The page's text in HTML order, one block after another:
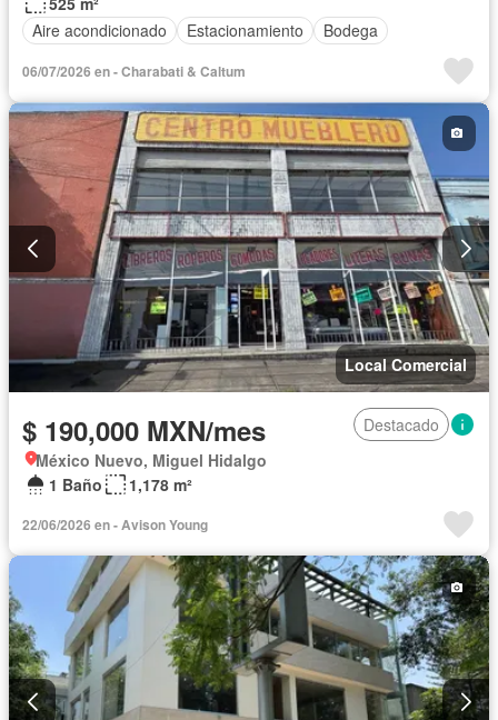
Aire acondicionado
Estacionamiento Bodega
06/07/2026 en - Charabati & Caltum
Local Comercial
$ 190,000 MXN/mes
Destacado
México Nuevo, Miguel Hidalgo
1 Baño
1,178 m²
22/06/2026 en - Avison Young